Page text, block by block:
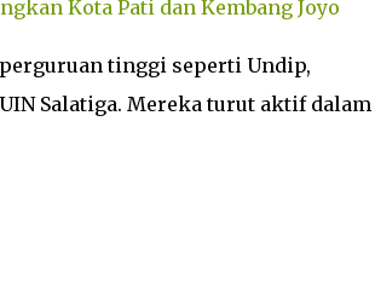
Kota Pati dan Kembang Joyo
tinggi seperti Undip,
Salatiga. Mereka turut aktif dalam